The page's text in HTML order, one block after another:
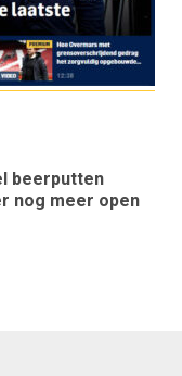
beerputten
nog meer open